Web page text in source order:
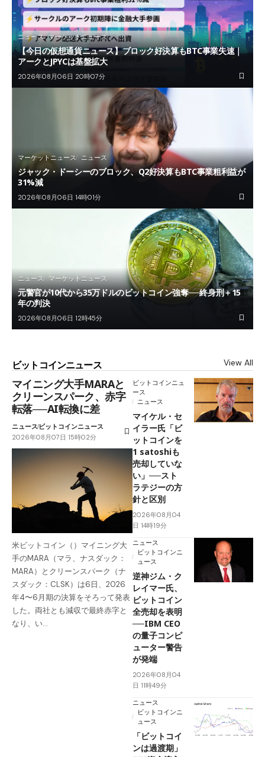
ニュース マーケットニュース
【今日の仮想通貨ニュース】ブロック好決算もBTC事業失速｜
アークとJPYCは基盤拡大
2026年08月06日 20時07分
マーケットニュース ニュース
ジャック・ドーシーのブロック、Q2好決算もBTC事業粗利益が
31%減
2026年08月06日 14時01分
ニュース マーケットニュース
元警官が10代から35万ドルのビットコイン強奪──終身刑＋15
年の判決
2026年08月06日 12時45分
ビットコインニュース View All
マイニング大手MARAと
クリーンスパーク、赤字
転落──AI転換に差
ニュースビットコインニュース
2026年08月07日 15時02分
米ビットコイン（）マイニング大
手のMARA（マラ、ナスダック：
MARA）とクリーンスパーク（ナ
スダック：CLSK）は6日、2026
年4〜6月期の決算をそろって発表
した。両社とも減収で最終赤字と
なり、い…
ビットコインニュ
ース
ニュース
マイケル・セ
イラー氏「ビ
ットコインを
1 satoshiも
売却していな
い」──スト
ラテジーの方
針と区別
2026年08月04
日 14時19分
ニュース
ビットコインニ
ュース
逆神ジム・ク
レイマー氏、
ビットコイン
全売却を表明
──IBM CEO
の量子コンピ
ューター警告
が発端
2026年08月04
日 11時49分
ニュース
ビットコインニ
ュース
「ビットコイ
ンは過渡期」